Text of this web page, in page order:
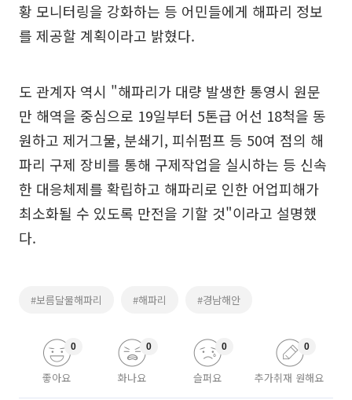
황 모니터링을 강화하는 등 어민들에게 해파리 정보
를 제공할 계획이라고 밝혔다.
도 관계자 역시 "해파리가 대량 발생한 통영시 원문
만 해역을 중심으로 19일부터 5톤급 어선 18척을 동
원하고 제거그물, 분쇄기, 피쉬펌프 등 50여 점의 해
파리 구제 장비를 통해 구제작업을 실시하는 등 신속
한 대응체제를 확립하고 해파리로 인한 어업피해가
최소화될 수 있도록 만전을 기할 것"이라고 설명했
다.
#보름달물해파리 #해파리 #경남해안
좋아요
0
화나요
0
슬퍼요
0
추가취재 원해요
0